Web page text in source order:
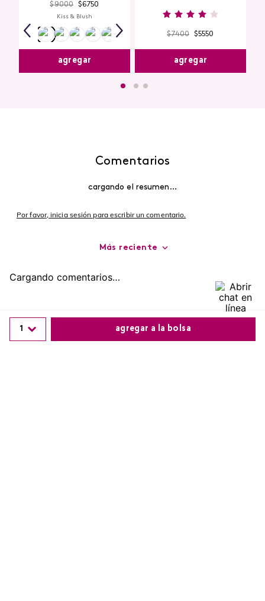
1 agregar a la bolsa
$9000 $6750
Kiss & Blush
agregar
$7400 $5550
agregar
Comentarios
cargando el resumen…
Por favor, inicia sesión para escribir un comentario.
Más reciente
Cargando comentarios…